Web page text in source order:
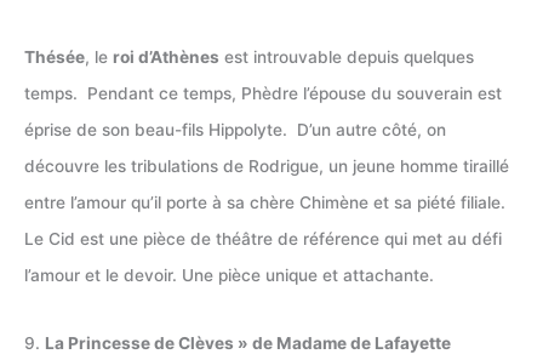
Thésée, le roi d’Athènes est introuvable depuis quelques
temps. Pendant ce temps, Phèdre l’épouse du souverain est
éprise de son beau-fils Hippolyte. D’un autre côté, on
découvre les tribulations de Rodrigue, un jeune homme tiraillé
entre l’amour qu’il porte à sa chère Chimène et sa piété filiale.
Le Cid est une pièce de théâtre de référence qui met au défi
l’amour et le devoir. Une pièce unique et attachante.
9. La Princesse de Clèves » de Madame de Lafayette